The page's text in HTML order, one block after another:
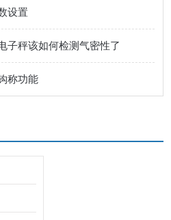
设置
子秤该如何检测气密性了
称功能